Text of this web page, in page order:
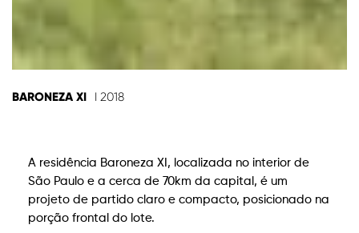
BARONEZA XI I 2018
A residência Baroneza XI, localizada no interior de
São Paulo e a cerca de 70km da capital, é um
projeto de partido claro e compacto, posicionado na
porção frontal do lote.